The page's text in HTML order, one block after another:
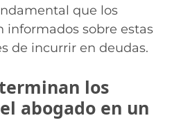
que los
informados sobre estas
de incurrir en deudas.
los
abogado en un